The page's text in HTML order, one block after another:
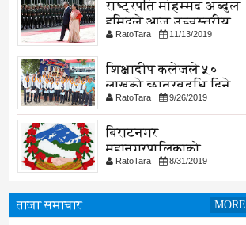
राष्ट्रपति मोहम्मद अब्दुल
हमिदले आज उच्चस्तरीय
भेटवार्ता गर्नु हुदै,
RatoTara 11/13/2019
शिक्षादीप कलेजले ५०
लाखको छात्रवृद्धि दिने
घोषणा
RatoTara 9/26/2019
बिराटनगर
महानगरपालिकाको
सार्वजनिक -सुचना
RatoTara 8/31/2019
ताजा समाचार MORE